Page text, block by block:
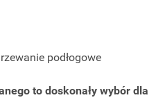
podłogowe
to doskonały wybór dla